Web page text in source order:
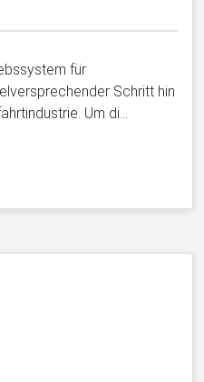
für
Schritt hin
Um di…